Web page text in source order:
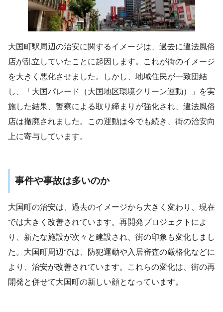
大国町駅周辺の治安に関するイメージは、過去に違法風俗
店が乱立していたことに起因します。これが街のイメージ
を大きく悪化させました。しかし、地域住民が一致団結
し、「大国パレード（大国地区環境クリーン運動）」を実
施した結果、警察による取り締まりが強化され、違法風俗
店は撤廃されました。この運動は今でも続き、街の治安向
上に寄与しています​​。
事件や事故は多いのか
大国町の治安は、過去のイメージから大きく変わり、現在
では大きく改善されています。再開発プロジェクトによ
り、新たな施設が次々と建設され、街の印象も変化しまし
た。大国町周辺では、防犯運動や入居審査の厳格化などに
より、治安が改善されています。これらの変化は、街の再
開発と併せて大国町の新しい顔となっています​​。